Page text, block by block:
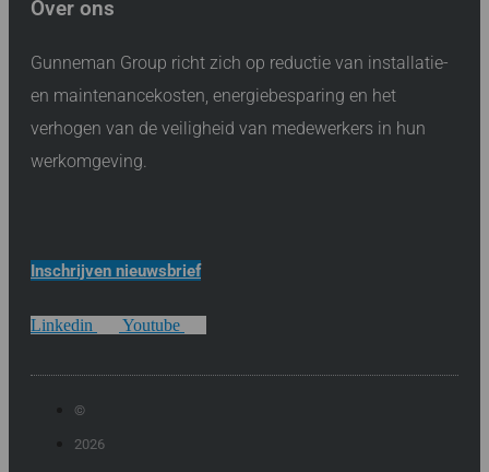
Over ons
Gunneman Group richt zich op reductie van installatie-
en maintenancekosten, energiebesparing en het
verhogen van de veiligheid van medewerkers in hun
werkomgeving.
Inschrijven nieuwsbrief
Linkedin Youtube
©
2026